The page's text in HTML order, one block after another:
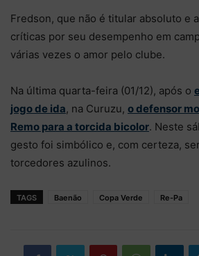
Fredson, que não é titular absoluto e
críticas por seu desempenho em
várias vezes o amor pelo clube.
Na última quarta-feira (01/12), após o
jogo de ida, na Curuzu, o defensor
Remo para a torcida bicolor. Neste
gesto foi simbólico e, com certeza,
torcedores azulinos.
TAGS Baenão Copa Verde Re-Pa